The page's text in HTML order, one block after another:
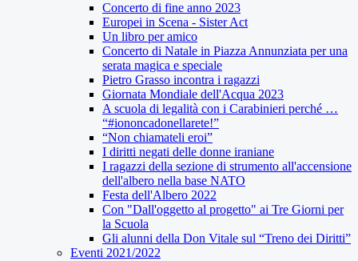
Concerto di fine anno 2023
Europei in Scena - Sister Act
Un libro per amico
Concerto di Natale in Piazza Annunziata per una
serata magica e speciale
Pietro Grasso incontra i ragazzi
Giornata Mondiale dell'Acqua 2023
A scuola di legalità con i Carabinieri perché …
“#iononcadonellarete!”
“Non chiamateli eroi”
I diritti negati delle donne iraniane
I ragazzi della sezione di strumento all'accensione
dell'albero nella base NATO
Festa dell'Albero 2022
Con "Dall'oggetto al progetto" ai Tre Giorni per
la Scuola
Gli alunni della Don Vitale sul “Treno dei Diritti”
Eventi 2021/2022